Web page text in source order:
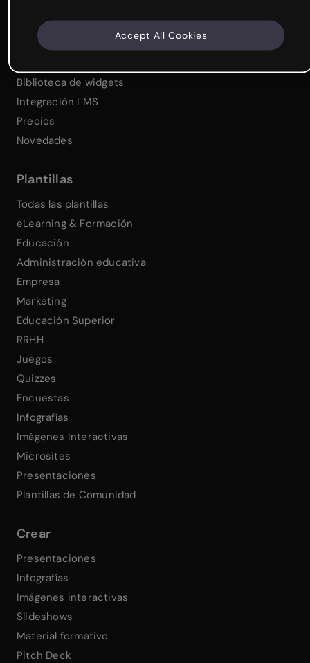
Kit de marca
Colaboración y gestión de equipos
Biblioteca de widgets
Integración LMS
Precios
Novedades
Plantillas
Todas las plantillas
eLearning & Formación
Educación
Administración educativa
Empresa
Marketing
Educación Superior
RRHH
Juegos
Quizzes
Encuestas
Infografías
Imágenes Interactivas
Microsites
Presentaciones
Plantillas de Comunidad
Crear
Presentaciones
Infografías
Imágenes interactivas
Slideshows
Material formativo
Pitch Deck
Accept All Cookies